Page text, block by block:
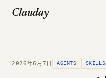
Clauday
2026年6月7日 AGENTS SKILLS